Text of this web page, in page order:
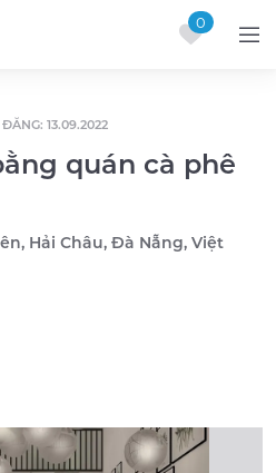
0
ĐĂNG: 13.09.2022
quán cà phê
Hải Châu, Đà Nẵng, Việt